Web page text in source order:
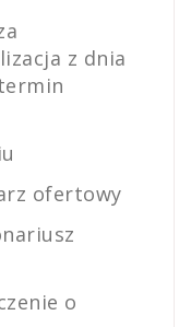
z dnia
ofertowy
o